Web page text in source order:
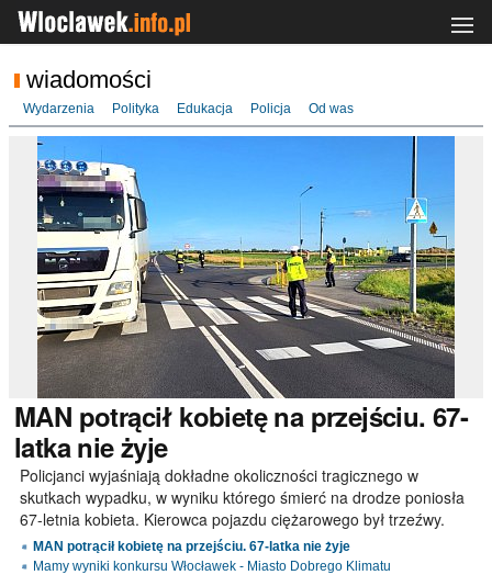
wiadomości
Wydarzenia Polityka Edukacja Policja Od was
MAN potrącił kobietę na przejściu. 67-
latka nie żyje
Policjanci wyjaśniają dokładne okoliczności tragicznego w
skutkach wypadku, w wyniku którego śmierć na drodze poniosła
67-letnia kobieta. Kierowca pojazdu ciężarowego był trzeźwy.
MAN potrącił kobietę na przejściu. 67-latka nie żyje
Mamy wyniki konkursu Włocławek - Miasto Dobrego Klimatu